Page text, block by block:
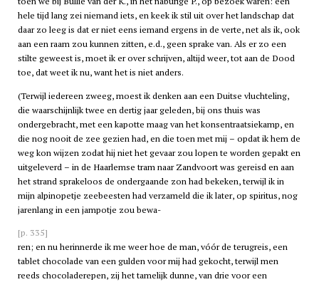
hele tijd lang zei niemand iets, en keek ik stil uit over het landschap dat
daar zo leeg is dat er niet eens iemand ergens in de verte, net als ik, ook
aan een raam zou kunnen zitten, e.d., geen sprake van. Als er zo een
stilte geweest is, moet ik er over schrijven, altijd weer, tot aan de Dood
toe, dat weet ik nu, want het is niet anders.
(Terwijl iedereen zweeg, moest ik denken aan een Duitse vluchteling,
die waarschijnlijk twee en dertig jaar geleden, bij ons thuis was
ondergebracht, met een kapotte maag van het konsentraatsiekamp, en
die nog nooit de zee gezien had, en die toen met mij – opdat ik hem de
weg kon wijzen zodat hij niet het gevaar zou lopen te worden gepakt en
uitgeleverd – in de Haarlemse tram naar Zandvoort was gereisd en aan
het strand sprakeloos de ondergaande zon had bekeken, terwijl ik in
mijn alpinopetje zeebeesten had verzameld die ik later, op spiritus, nog
jarenlang in een jampotje zou bewa-
[p. 335]
ren; en nu herinnerde ik me weer hoe de man, vóór de terugreis, een
tablet chocolade van een gulden voor mij had gekocht, terwijl men
reeds chocoladerepen, zij het tamelijk dunne, van drie voor een